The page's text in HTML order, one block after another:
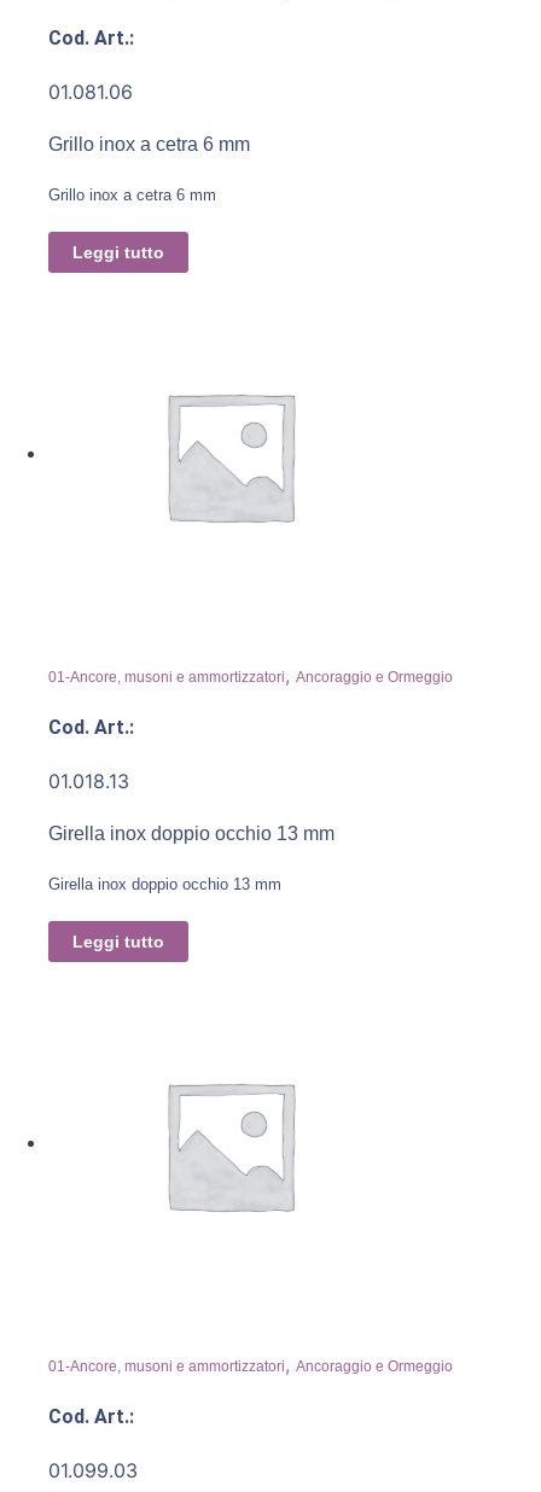
Cod. Art.:
01.081.06
Grillo inox a cetra 6 mm
Grillo inox a cetra 6 mm
Leggi tutto
01-Ancore, musoni e ammortizzatori, Ancoraggio e Ormeggio
Cod. Art.:
01.018.13
Girella inox doppio occhio 13 mm
Girella inox doppio occhio 13 mm
Leggi tutto
01-Ancore, musoni e ammortizzatori, Ancoraggio e Ormeggio
Cod. Art.:
01.099.03